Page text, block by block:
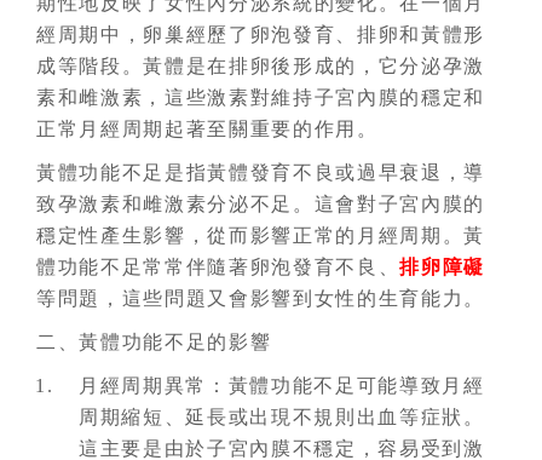
經周期中，卵巢經歷了卵泡發育、排卵和黃體形
成等階段。黃體是在排卵後形成的，它分泌孕激
素和雌激素，這些激素對維持子宮內膜的穩定和
正常月經周期起著至關重要的作用。
黃體功能不足是指黃體發育不良或過早衰退，導
致孕激素和雌激素分泌不足。這會對子宮內膜的
穩定性產生影響，從而影響正常的月經周期。黃
體功能不足常常伴隨著卵泡發育不良、排卵障礙
等問題，這些問題又會影響到女性的生育能力。
二、黃體功能不足的影響
月經周期異常：黃體功能不足可能導致月經
周期縮短、延長或出現不規則出血等症狀。
這主要是由於子宮內膜不穩定，容易受到激